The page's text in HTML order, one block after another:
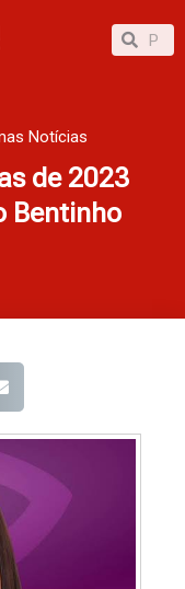
Pesquisar
Notícias
de 2023
Bentinho